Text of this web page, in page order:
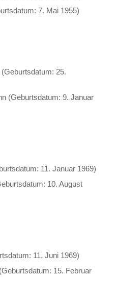
7. Mai 1955)
25.
(Geburtsdatum: 9. Januar
11. Januar 1969)
10. August
11. Juni 1969)
15. Februar